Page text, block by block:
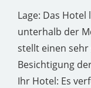
Lage: Das
unterhalb der
stellt einen
Besichtigung
Ihr Hotel: Es